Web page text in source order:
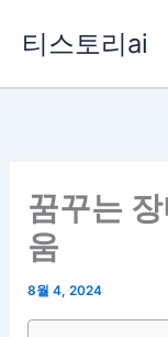
티스토리ai
꿈꾸는
움
8월 4, 2024